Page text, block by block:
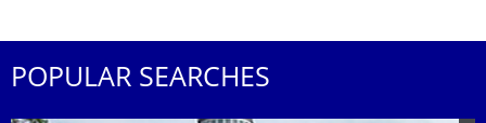
POPULAR SEARCHES